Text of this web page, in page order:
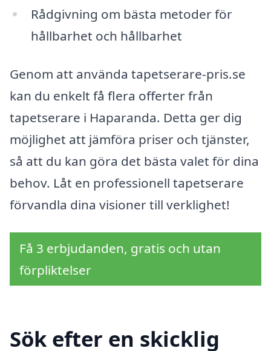
Rådgivning om bästa metoder för
hållbarhet och hållbarhet
Genom att använda tapetserare-pris.se
kan du enkelt få flera offerter från
tapetserare i Haparanda. Detta ger dig
möjlighet att jämföra priser och tjänster,
så att du kan göra det bästa valet för dina
behov. Låt en professionell tapetserare
förvandla dina visioner till verklighet!
Få 3 erbjudanden, gratis och utan
förpliktelser
Sök efter en skicklig